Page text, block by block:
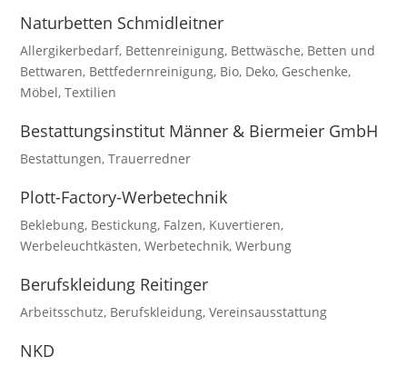
Naturbetten Schmidleitner
Allergikerbedarf, Bettenreinigung, Bettwäsche, Betten und
Bettwaren, Bettfedernreinigung, Bio, Deko, Geschenke,
Möbel,Textilien
Bestattungsinstitut Männer & Biermeier GmbH
Bestattungen,Trauerredner
Plott-Factory-Werbetechnik
Beklebung, Bestickung, Falzen, Kuvertieren,
Werbeleuchtkästen,Werbetechnik,Werbung
Berufskleidung Reitinger
Arbeitsschutz, Berufskleidung,Vereinsausstattung
NKD